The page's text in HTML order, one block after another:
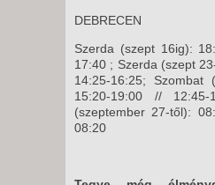
DEBRECEN
Szerda (szept 16ig):
17:40 ; Szerda (szept
14:25-16:25; Szombat
15:20-19:00 //
(szeptember 27-től):
08:20